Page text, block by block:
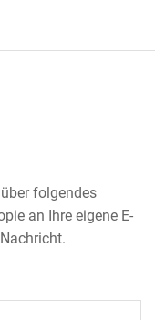
folgendes
an Ihre eigene E-